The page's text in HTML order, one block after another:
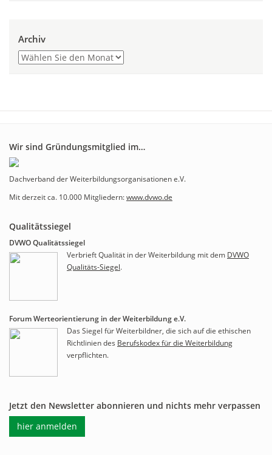
Archiv
Wir sind Gründungsmitglied im…
Dachverband der Weiterbildungsorganisationen e.V.
Mit derzeit ca. 10.000 Mitgliedern:www.dvwo.de
Qualitätssiegel
DVWO Qualitätssiegel
Verbrieft Qualität in der Weiterbildung mit dem DVWO
Qualitäts-Siegel.
Forum Werteorientierung in der Weiterbildung e.V.
Das Siegel für Weiterbildner, die sich auf die ethischen
Richtlinien des Berufskodex für die Weiterbildung
verpflichten.
Jetzt den Newsletter abonnieren und nichts mehr verpassen
hier anmelden